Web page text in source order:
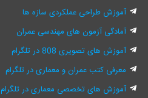
آموزش طراحی عملکردی سازه ها
آمادگی آزمون های مهندسی عمران
آموزش های تصویری 808 در تلگرام
معرفی کتب عمران و معماری در تلگرام
آموزش های تخصصی معماری در تلگرام